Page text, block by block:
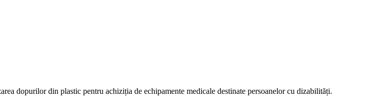
dopurilor din plastic pentru achiziția de echipamente medicale destinate persoanelor cu dizabilități.